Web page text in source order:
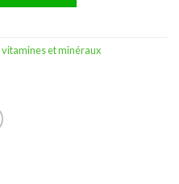
vitamines et minéraux